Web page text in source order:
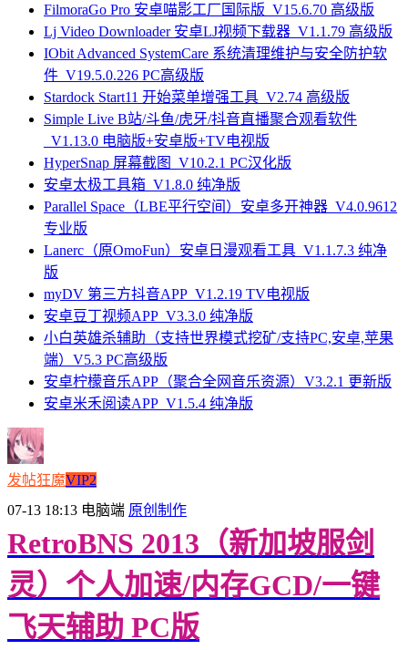
FilmoraGo Pro 安卓喵影工厂国际版_V15.6.70 高级版
Lj Video Downloader 安卓LJ视频下载器_V1.1.79 高级版
IObit Advanced SystemCare 系统清理维护与安全防护软
件_V19.5.0.226 PC高级版
Stardock Start11 开始菜单增强工具_V2.74 高级版
Simple Live B站/斗鱼/虎牙/抖音直播聚合观看软件
_V1.13.0 电脑版+安卓版+TV电视版
HyperSnap 屏幕截图_V10.2.1 PC汉化版
安卓太极工具箱_V1.8.0 纯净版
Parallel Space（LBE平行空间）安卓多开神器_V4.0.9612
专业版
Lanerc（原OmoFun）安卓日漫观看工具_V1.1.7.3 纯净
版
myDV 第三方抖音APP_V1.2.19 TV电视版
安卓豆丁视频APP_V3.3.0 纯净版
小白英雄杀辅助（支持世界模式挖矿/支持PC,安卓,苹果
端）V5.3 PC高级版
安卓柠檬音乐APP（聚合全网音乐资源）V3.2.1 更新版
安卓米禾阅读APP_V1.5.4 纯净版
发帖狂魔VIP2
07-13 18:13 电脑端 原创制作
RetroBNS 2013（新加坡服剑
灵）个人加速/内存GCD/一键
飞天辅助 PC版